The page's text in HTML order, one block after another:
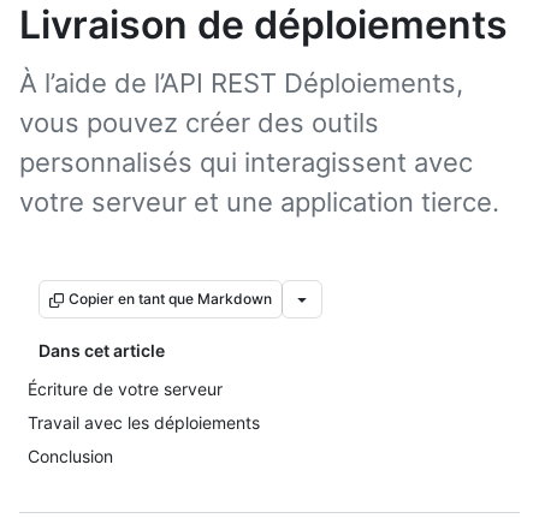
Livraison de déploiements
À l’aide de l’API REST Déploiements,
vous pouvez créer des outils
personnalisés qui interagissent avec
votre serveur et une application tierce.
Copier en tant que Markdown
Dans cet article
Écriture de votre serveur
Travail avec les déploiements
Conclusion